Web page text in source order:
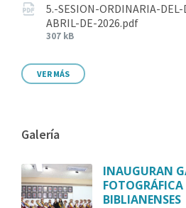
5.-SESION-ORDINARIA-
ABRIL-DE-2026.pdf
307 kB
VER MÁS
Galería
INAUGURAN
BIBLIANENSES